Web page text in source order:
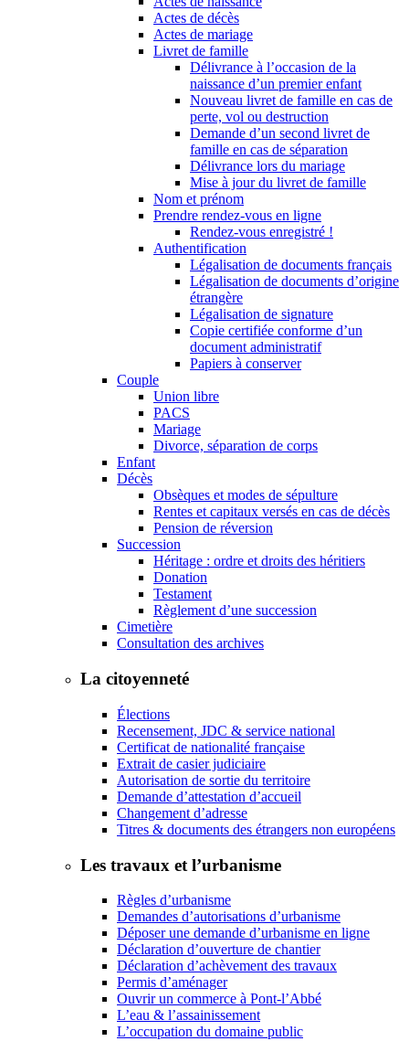
Actes de décès
Actes de mariage
Livret de famille
Délivrance à l’occasion de la
naissance d’un premier enfant
Nouveau livret de famille en cas de
perte, vol ou destruction
Demande d’un second livret de
famille en cas de séparation
Délivrance lors du mariage
Mise à jour du livret de famille
Nom et prénom
Prendre rendez-vous en ligne
Rendez-vous enregistré !
Authentification
Légalisation de documents français
Légalisation de documents d’origine
étrangère
Légalisation de signature
Copie certifiée conforme d’un
document administratif
Papiers à conserver
Couple
Union libre
PACS
Mariage
Divorce, séparation de corps
Enfant
Décès
Obsèques et modes de sépulture
Rentes et capitaux versés en cas de décès
Pension de réversion
Succession
Héritage : ordre et droits des héritiers
Donation
Testament
Règlement d’une succession
Cimetière
Consultation des archives
La citoyenneté
Élections
Recensement, JDC & service national
Certificat de nationalité française
Extrait de casier judiciaire
Autorisation de sortie du territoire
Demande d’attestation d’accueil
Changement d’adresse
Titres & documents des étrangers non européens
Les travaux et l’urbanisme
Règles d’urbanisme
Demandes d’autorisations d’urbanisme
Déposer une demande d’urbanisme en ligne
Déclaration d’ouverture de chantier
Déclaration d’achèvement des travaux
Permis d’aménager
Ouvrir un commerce à Pont-l’Abbé
L’eau & l’assainissement
L’occupation du domaine public